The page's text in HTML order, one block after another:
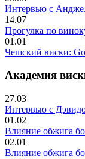
Интервью с
14.07
Прогулка по
01.01
Чешский виски:
Академия
27.03
Интервью с
01.02
Влияние обжига
02.01
Влияние обжига